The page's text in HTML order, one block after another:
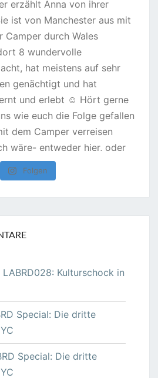
Folgen
LABRD028: Kulturschock in
Special: Die dritte
Special: Die dritte